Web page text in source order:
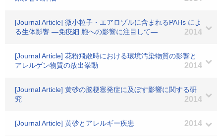
[Journal Article] 微小粒子・エアロゾルに含まれるPAHs によ
る生体影響 ―免疫細 胞への影響に注目して―
2014
[Journal Article] 花粉飛散時における環境汚染物質の影響と
アレルゲン物質の放出挙動
2014
[Journal Article] 黄砂の脳梗塞発症に及ぼす影響に関する研
究
2014
[Journal Article] 黄砂とアレルギー疾患 2014